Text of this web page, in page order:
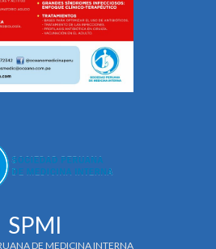
SPMI
DE MEDICINA INTERNA